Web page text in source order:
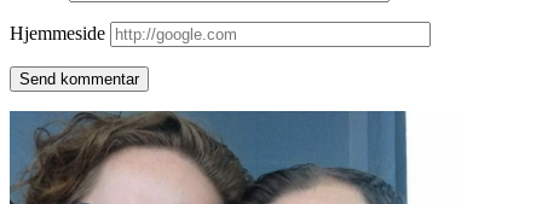
Hjemmeside
Side
meny